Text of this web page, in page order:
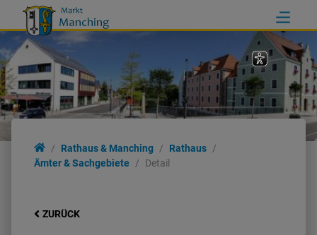
Rathaus & Manching
Rathaus
Ämter & Sachgebiete
Detail
ZURÜCK